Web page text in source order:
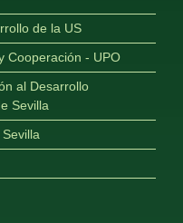
de la US
Cooperación - UPO
al Desarrollo
Sevilla